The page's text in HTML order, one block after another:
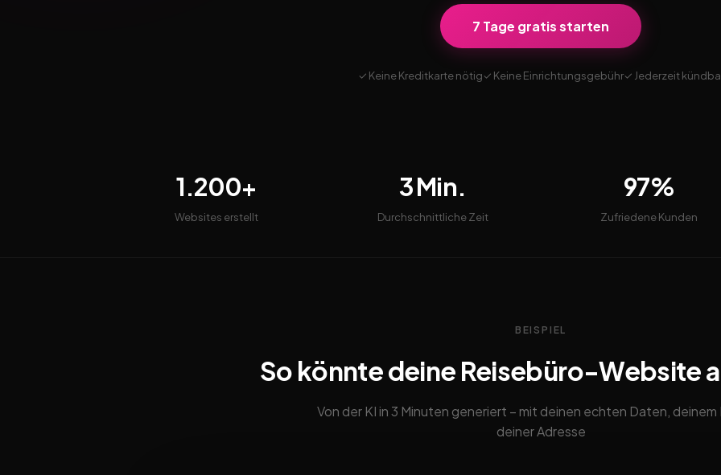
7 Tage gratis starten
✓ Keine Kreditkarte nötig✓ Keine Einrichtungsgebühr✓ Jederzeit
1.200+
Websites erstellt
3 Min.
Durchschnittliche Zeit
97%
Zufriedene Kunden
BEISPIEL
So könnte deine Reisebüro-Website
Von der KI in 3 Minuten generiert – mit deinen echten Daten, deinem
deiner Adresse